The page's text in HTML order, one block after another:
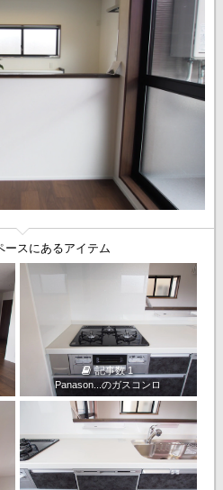
ースにあるアイテム
記事数 1
Panason...のガスコンロ